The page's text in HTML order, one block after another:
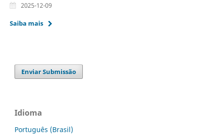
2025-12-09
Saiba mais
Enviar Submissão
Idioma
Português (Brasil)